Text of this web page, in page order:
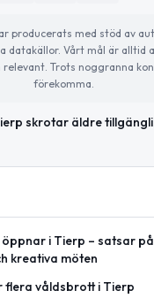
producerats med stöd av
datakällor. Vårt mål är alltid
relevant. Trots noggranna
förekomma.
i Tierp – satsar
kreativa möten
flera våldsbrott i Tierp